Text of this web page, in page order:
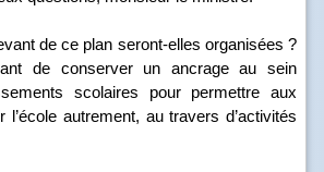
de ce plan seront-elles organisées ?
de conserver un ancrage au sein
scolaires pour permettre aux
l’école autrement, au travers d’activités